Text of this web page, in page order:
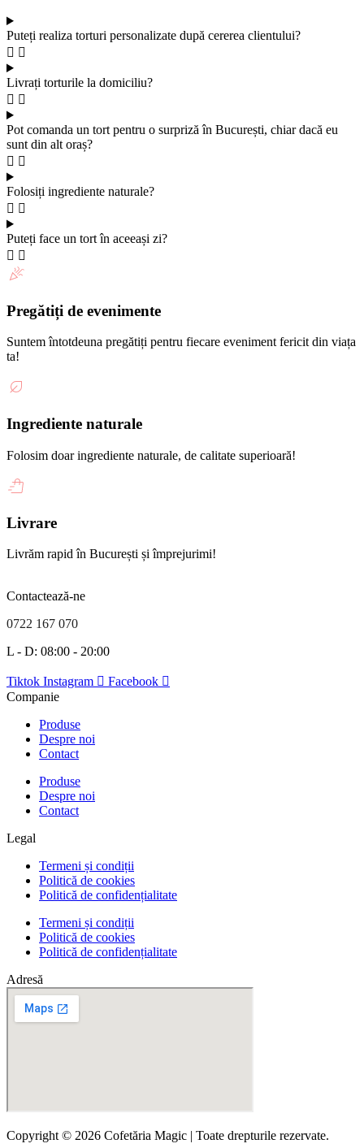
Puteți realiza torturi personalizate după cererea clientului?
Livrați torturile la domiciliu?
Pot comanda un tort pentru o surpriză în București, chiar dacă eu
sunt din alt oraș?
Folosiți ingrediente naturale?
Puteți face un tort în aceeași zi?
Pregătiți de evenimente
Suntem întotdeuna pregătiți pentru fiecare eveniment fericit din viața
ta!
Ingrediente naturale
Folosim doar ingrediente naturale, de calitate superioară!
Livrare
Livrăm rapid în București și împrejurimi!
Contactează-ne
0722 167 070
L - D: 08:00 - 20:00
Tiktok Instagram
Facebook
Companie
Produse
Despre noi
Contact
Produse
Despre noi
Contact
Legal
Termeni și condiții
Politică de cookies
Politică de confidențialitate
Termeni și condiții
Politică de cookies
Politică de confidențialitate
Adresă
Copyright © 2026 Cofetăria Magic | Toate drepturile rezervate.